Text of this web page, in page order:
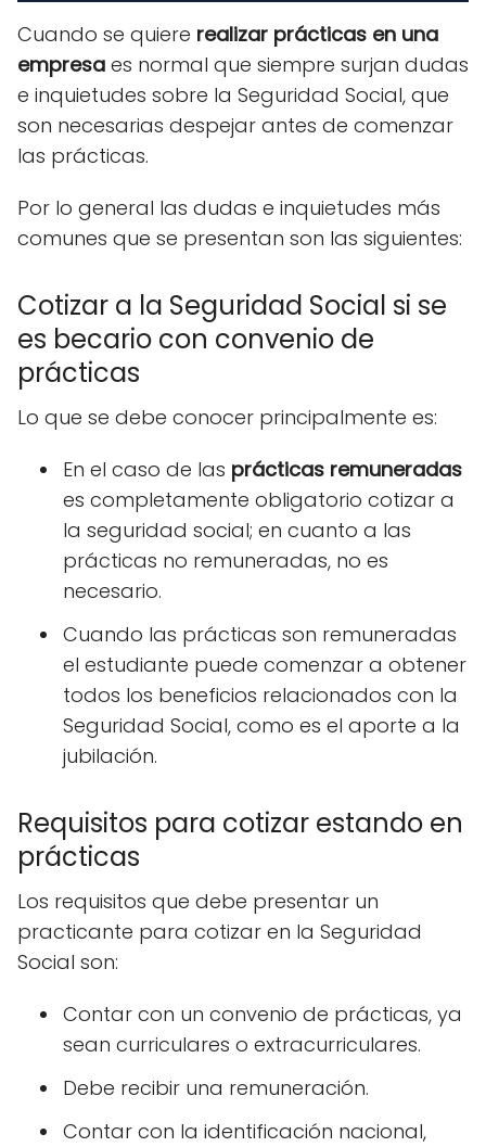
Cuando se quiere realizar prácticas en una
empresa es normal que siempre surjan dudas
e inquietudes sobre la Seguridad Social, que
son necesarias despejar antes de comenzar
las prácticas.
Por lo general las dudas e inquietudes más
comunes que se presentan son las siguientes:
Cotizar a la Seguridad Social si se
es becario con convenio de
prácticas
Lo que se debe conocer principalmente es:
En el caso de las prácticas remuneradas
es completamente obligatorio cotizar a
la seguridad social; en cuanto a las
prácticas no remuneradas, no es
necesario.
Cuando las prácticas son remuneradas
el estudiante puede comenzar a obtener
todos los beneficios relacionados con la
Seguridad Social, como es el aporte a la
jubilación.
Requisitos para cotizar estando en
prácticas
Los requisitos que debe presentar un
practicante para cotizar en la Seguridad
Social son:
Contar con un convenio de prácticas, ya
sean curriculares o extracurriculares.
Debe recibir una remuneración.
Contar con la identificación nacional,